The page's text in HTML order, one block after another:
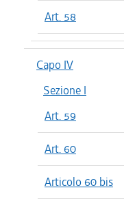
Art. 58
Capo IV
Sezione I
Art. 59
Art. 60
Articolo 60 bis